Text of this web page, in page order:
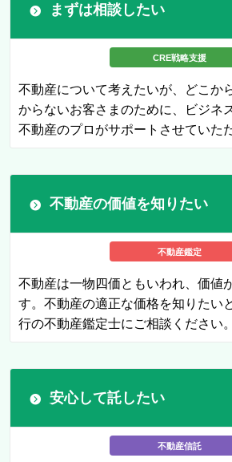
まずは相談したい
CRE戦略支援
不動産について考えたいが、どこか
からないお客さまのために、ビジネ
不動産のプロがサポートさせていた
不動産の価値を知りたい
不動産鑑定
不動産は一物四価ともいわれ、価値
す。不動産の適正な価格を知りたい
行の不動産鑑定士にご相談ください。
安心して託したい
不動産信託